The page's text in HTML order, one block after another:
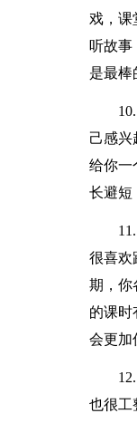
戏，课
听故事
是最棒
己感兴
给你一
长避短
很喜欢
期，你
的课时
会更加
也很工